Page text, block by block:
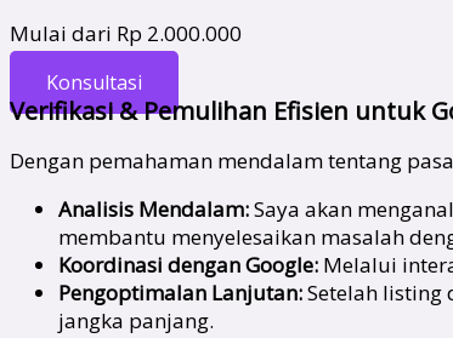
Mulai dari Rp 2.000.000
Konsultasi
Verifikasi & Pemulihan Efisien untuk
Dengan pemahaman mendalam tentang
Analisis Mendalam:Saya akan
membantu menyelesaikan masalah
Koordinasi dengan Google: Melalui
Pengoptimalan Lanjutan:Setelah
jangka panjang.